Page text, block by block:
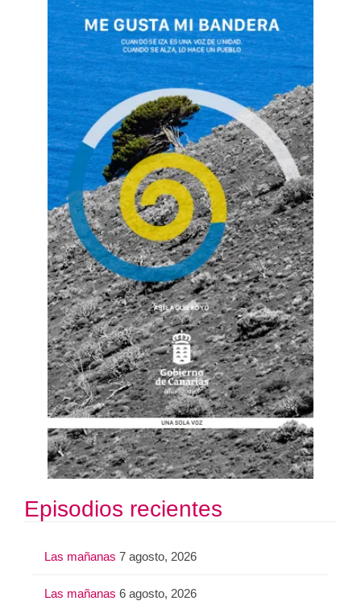
Episodios recientes
Las mañanas 7 agosto, 2026
Las mañanas 6 agosto, 2026